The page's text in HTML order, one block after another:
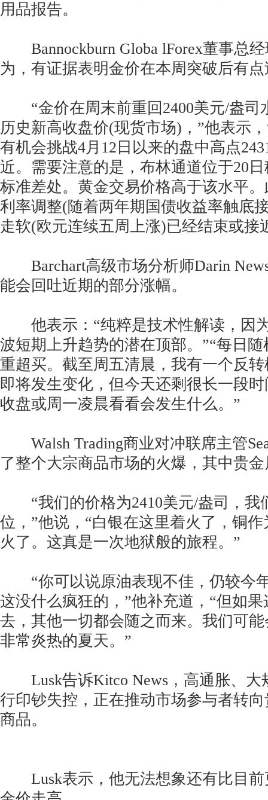
用品报告。
Bannockburn Globa lForex董事总经
为，有证据表明金价在本周突破后有
“金价在周末前重回2400美元/盎司
历史新高收盘价(现货市场)，”他表示
有机会挑战4月12日以来的盘中高点
近。需要注意的是，布林通道位于20
标准差处。黄金交易价格高于该水平
利率调整(随着两年期国债收益率触底
走软(欧元连续五周上涨)已经结束或接
Barchart高级市场分析师Darin
能会回吐近期的部分涨幅。
他表示：“纯粹是技术性解读，因
波短期上升趋势的潜在顶部。”“每日
重超买。截至周五清晨，我有一个反
即将发生变化，但今天还剩很长一段
收盘或周一凌晨看看会发生什么。”
Walsh Trading商业对冲联席主管
了整个大宗商品市场的火爆，其中贵
“我们的价格为2410美元/盎司，我
位，”他说，“白银在这里着火了，铜
火了。这真是一次地狱般的旅程。”
“你可以说原油表现不佳，仍较今
这没什么疯狂的，”他补充道，“但如
去，其他一切都会随之而来。我们可
非常炎热的夏天。”
Lusk告诉Kitco News，高通胀、大
行印钞失控，正在推动市场参与者转
商品。
Lusk表示，他无法想象还有比目前